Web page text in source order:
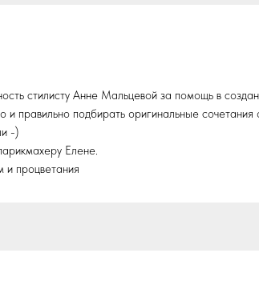
стилисту Анне Мальцевой за помощь в
правильно подбирать оригинальные
-)
Елене.
и процветания